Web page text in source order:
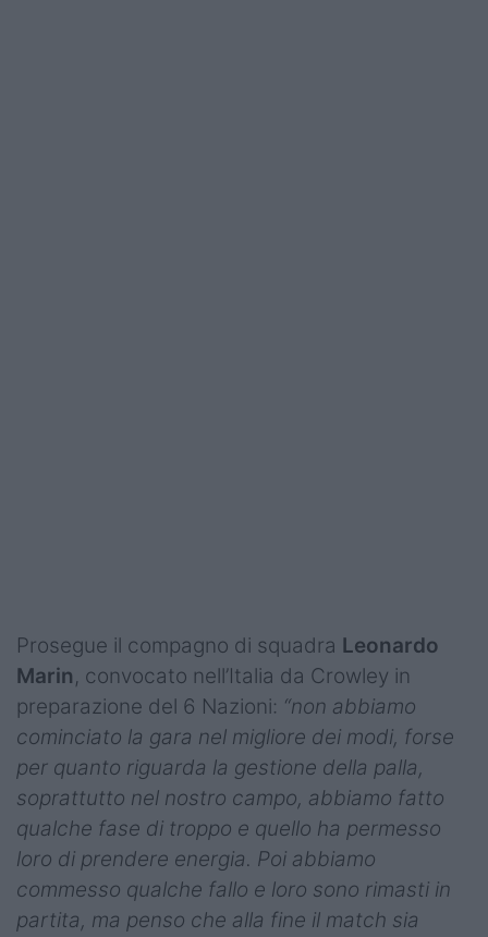
Prosegue il compagno di squadra Leonardo
Marin, convocato nell’Italia da Crowley in
preparazione del 6 Nazioni: “non abbiamo
cominciato la gara nel migliore dei modi, forse
per quanto riguarda la gestione della palla,
soprattutto nel nostro campo, abbiamo fatto
qualche fase di troppo e quello ha permesso
loro di prendere energia. Poi abbiamo
commesso qualche fallo e loro sono rimasti in
partita, ma penso che alla fine il match sia